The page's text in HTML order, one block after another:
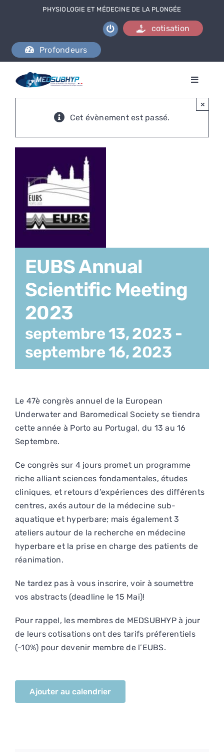
PHYSIOLOGIE ET MÉDECINE DE LA PLONGÉE
cotisation
Profondeurs
Toggle
Nous contacter
Cet évènement est passé.
×
EUBS Annual
Scientific Meeting
2023
septembre 13, 2023 -
septembre 16, 2023
Le 47è congrès annuel de la European
Underwater and Baromedical Society se tiendra
cette année à Porto au Portugal, du 13 au 16
Septembre.
Ce congrès sur 4 jours promet un programme
riche alliant sciences fondamentales, études
cliniques, et retours d’expériences des différents
centres, axés autour de la médecine sub-
aquatique et hyperbare; mais également 3
ateliers autour de la recherche en médecine
hyperbare et la prise en charge des patients de
réanimation.
Ne tardez pas à vous inscrire, voir à soumettre
vos abstracts (deadline le 15 Mai)!
Pour rappel, les membres de MEDSUBHYP à jour
de leurs cotisations ont des tarifs préferentiels
(-10%) pour devenir membre de l’EUBS.
Ajouter au calendrier